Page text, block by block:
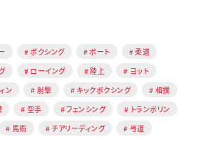
ボクシング ボート
柔道
ローイング 陸上
ヨット
ン 射撃 キックボクシング
相撲
空手 フェンシング
トランポリン
馬術 チアリーディング
弓道